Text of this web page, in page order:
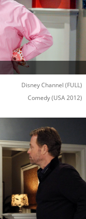
Disney Channel (FULL)
Comedy(USA 2012)